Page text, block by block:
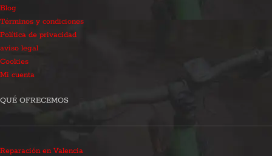
Blog
Términos y condiciones
Política de privacidad
aviso legal
Cookies
Mi cuenta
QUÉ OFRECEMOS
Reparación en Valencia